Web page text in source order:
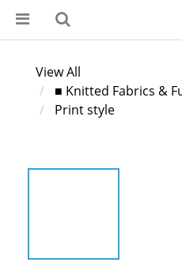
View All
■ Knitted Fabrics &
Print style